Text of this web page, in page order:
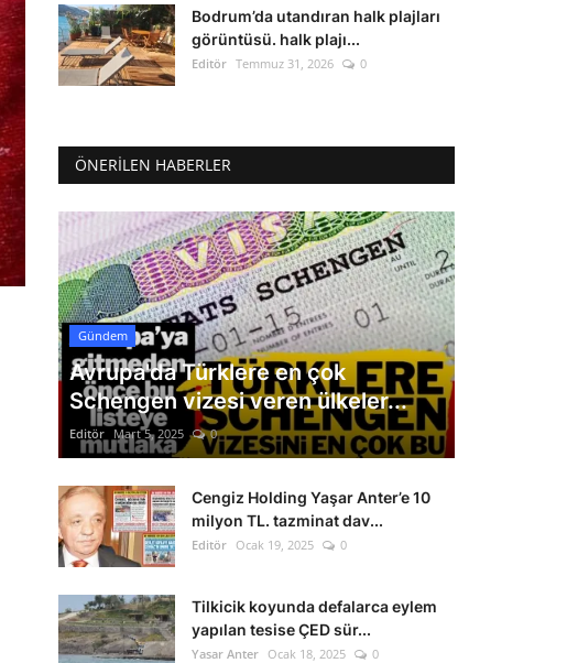
Bodrum’da utandıran halk plajları
görüntüsü. halk plajı...
Editör Temmuz 31, 2026 0
ÖNERILEN HABERLER
Gündem
Avrupa'da Türklere en çok
Schengen vizesi veren ülkeler...
Editör Mart 5, 2025 0
Cengiz Holding Yaşar Anter’e 10
milyon TL. tazminat dav...
Editör Ocak 19, 2025 0
Tilkicik koyunda defalarca eylem
yapılan tesise ÇED sür...
Yasar Anter Ocak 18, 2025 0